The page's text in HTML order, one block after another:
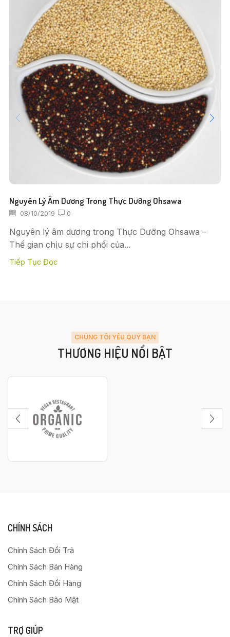
Nguyên Lý Âm Dương Trong Thực Dưỡng Ohsawa
08/10/2019 0
Nguyên lý âm dương trong Thực Dưỡng Ohsawa –
Thế gian chịu sự chi phối của...
Tiếp Tục Đọc
CHÚNG TÔI YÊU QUÝ BẠN
THƯƠNG HIỆU NỔI BẬT
CHÍNH SÁCH
Chính Sách Đổi Trả
Chính Sách Bán Hàng
Chính Sách Đổi Hàng
Chính Sách Bảo Mật
TRỢ GIÚP